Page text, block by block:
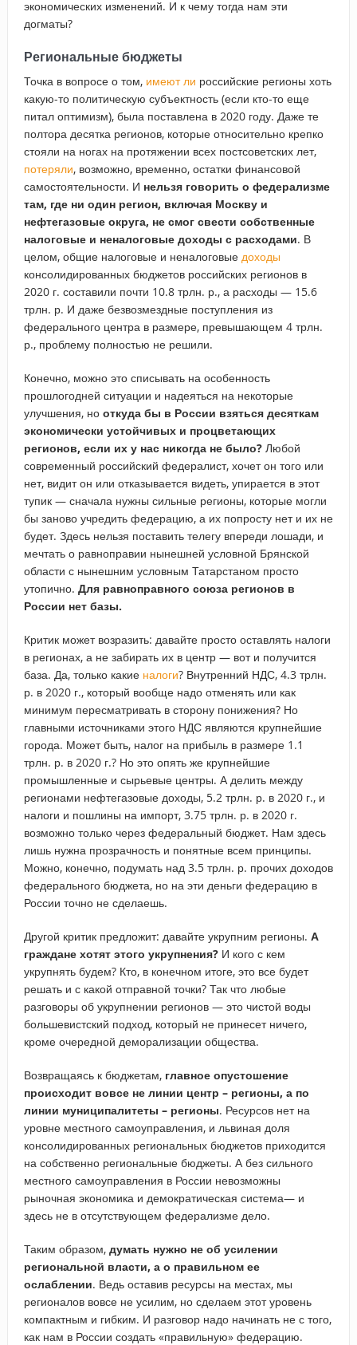
экономических изменений. И к чему тогда нам эти
догматы?
Региональные бюджеты
Точка в вопросе о том, имеют ли российские регионы хоть
какую-то политическую субъектность (если кто-то еще
питал оптимизм), была поставлена в 2020 году. Даже те
полтора десятка регионов, которые относительно крепко
стояли на ногах на протяжении всех постсоветских лет,
потеряли, возможно, временно, остатки финансовой
самостоятельности. И нельзя говорить о федерализме
там, где ни один регион, включая Москву и
нефтегазовые округа, не смог свести собственные
налоговые и неналоговые доходы с расходами. В
целом, общие налоговые и неналоговые доходы
консолидированных бюджетов российских регионов в
2020 г. составили почти 10.8 трлн. р., а расходы — 15.6
трлн. р. И даже безвозмездные поступления из
федерального центра в размере, превышающем 4 трлн.
р., проблему полностью не решили.
Конечно, можно это списывать на особенность
прошлогодней ситуации и надеяться на некоторые
улучшения, но откуда бы в России взяться десяткам
экономически устойчивых и процветающих
регионов, если их у нас никогда не было?Любой
современный российский федералист, хочет он того или
нет, видит он или отказывается видеть, упирается в этот
тупик — сначала нужны сильные регионы, которые могли
бы заново учредить федерацию, а их попросту нет и их не
будет. Здесь нельзя поставить телегу впереди лошади, и
мечтать о равноправии нынешней условной Брянской
области с нынешним условным Татарстаном просто
утопично. Для равноправного союза регионов в
России нет базы.
Критик может возразить: давайте просто оставлять налоги
в регионах, а не забирать их в центр — вот и получится
база. Да, только какие налоги? Внутренний НДС, 4.3 трлн.
р. в 2020 г., который вообще надо отменять или как
минимум пересматривать в сторону понижения? Но
главными источниками этого НДС являются крупнейшие
города. Может быть, налог на прибыль в размере 1.1
трлн. р. в 2020 г.? Но это опять же крупнейшие
промышленные и сырьевые центры. А делить между
регионами нефтегазовые доходы, 5.2 трлн. р. в 2020 г., и
налоги и пошлины на импорт, 3.75 трлн. р. в 2020 г.
возможно только через федеральный бюджет. Нам здесь
лишь нужна прозрачность и понятные всем принципы.
Можно, конечно, подумать над 3.5 трлн. р. прочих доходов
федерального бюджета, но на эти деньги федерацию в
России точно не сделаешь.
Другой критик предложит: давайте укрупним регионы. А
граждане хотят этого укрупнения?И кого с кем
укрупнять будем? Кто, в конечном итоге, это все будет
решать и с какой отправной точки? Так что любые
разговоры об укрупнении регионов — это чистой воды
большевистский подход, который не принесет ничего,
кроме очередной деморализации общества.
Возвращаясь к бюджетам, главное опустошение
происходит вовсе не линии центр – регионы, а по
линии муниципалитеты – регионы. Ресурсов нет на
уровне местного самоуправления, и львиная доля
консолидированных региональных бюджетов приходится
на собственно региональные бюджеты. А без сильного
местного самоуправления в России невозможны
рыночная экономика и демократическая система— и
здесь не в отсутствующем федерализме дело.
Таким образом, думать нужно не об усилении
региональной власти, а о правильном ее
ослаблении. Ведь оставив ресурсы на местах, мы
регионалов вовсе не усилим, но сделаем этот уровень
компактным и гибким. И разговор надо начинать не с того,
как нам в России создать «правильную» федерацию.